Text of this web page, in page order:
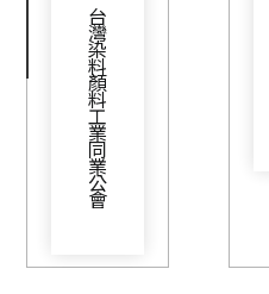
台
灣
染
料
顏
料
工
業
同
業
公
會